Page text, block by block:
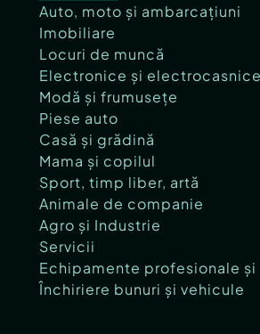
Auto, moto și ambarcațiuni
Imobiliare
Locuri de muncă
Electronice și electrocasnice
Modă și frumusețe
Piese auto
Casă și grădină
Mama și copilul
Sport, timp liber, artă
Animale de companie
Agro și Industrie
Servicii
Echipamente profesionale și
Închiriere bunuri și vehicule